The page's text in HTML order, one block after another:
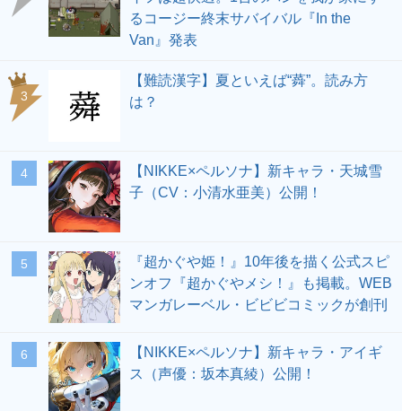
るコージー終末サバイバル『In the
Van』発表
3
【難読漢字】夏といえば“蕣”。読み方
は？
4
【NIKKE×ペルソナ】新キャラ・天城雪
子（CV：小清水亜美）公開！
5
『超かぐや姫！』10年後を描く公式スピ
ンオフ『超かぐやメシ！』も掲載。WEB
マンガレーベル・ビビビコミックが創刊
6
【NIKKE×ペルソナ】新キャラ・アイギ
ス（声優：坂本真綾）公開！